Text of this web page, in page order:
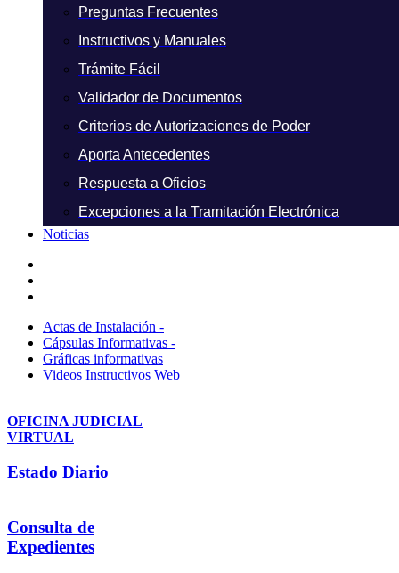
Preguntas Frecuentes
Instructivos y Manuales
Trámite Fácil
Validador de Documentos
Criterios de Autorizaciones de Poder
Aporta Antecedentes
Respuesta a Oficios
Excepciones a la Tramitación Electrónica
Noticias
Actas de Instalación -
Cápsulas Informativas -
Gráficas informativas
Videos Instructivos Web
OFICINA JUDICIAL
VIRTUAL
Estado Diario
Consulta de
Expedientes